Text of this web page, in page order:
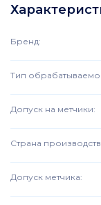
Бренд:
Тип
Допуск на метчики:
Страна
Допуск метчика: